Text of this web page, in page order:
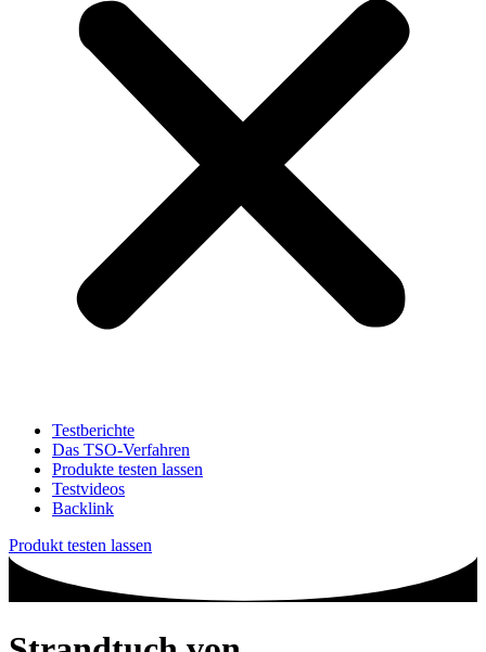
Testberichte
Das TSO-Verfahren
Produkte testen lassen
Testvideos
Backlink
Produkt testen lassen